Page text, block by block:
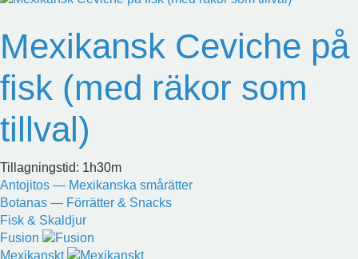
Mexikansk Ceviche på
fisk (med räkor som
tillval)
Tillagningstid: 1h30m
Antojitos — Mexikanska smårätter
Botanas — Förrätter & Snacks
Fisk & Skaldjur
Fusion
Mexikanskt